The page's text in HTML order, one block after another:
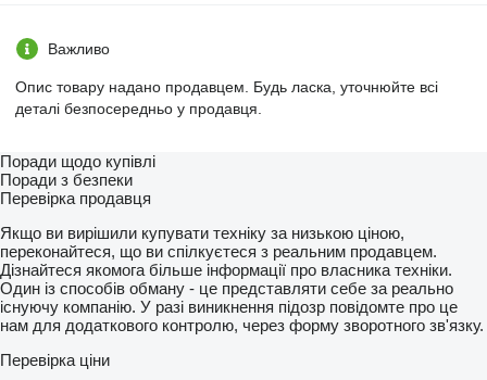
Важливо
Опис товару надано продавцем. Будь ласка, уточнюйте всі
деталі безпосередньо у продавця.
Поради щодо купівлі
Поради з безпеки
Перевірка продавця
Якщо ви вирішили купувати техніку за низькою ціною,
переконайтеся, що ви спілкуєтеся з реальним продавцем.
Дізнайтеся якомога більше інформації про власника техніки.
Один із способів обману - це представляти себе за реально
існуючу компанію. У разі виникнення підозр повідомте про це
нам для додаткового контролю, через форму зворотного зв'язку.
Перевірка ціни